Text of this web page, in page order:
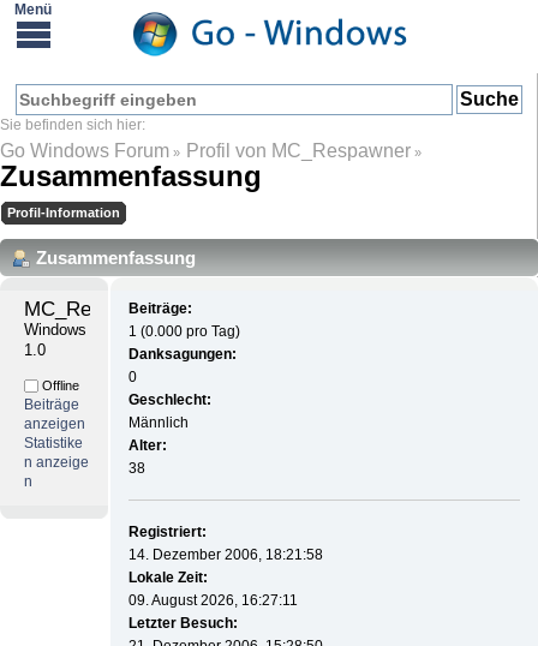
Go Windows Forum » Profil von MC_Respawner »
Zusammenfassung
Profil-Information
Zusammenfassung
MC_Respawner
Windows
1.0
Offline
Beiträge
anzeigen
Statistike
n anzeige
n
Beiträge:
1 (0.000 pro Tag)
Danksagungen:
0
Geschlecht:
Männlich
Alter:
38
Registriert:
14. Dezember 2006, 18:21:58
Lokale Zeit:
09. August 2026, 16:27:11
Letzter Besuch: